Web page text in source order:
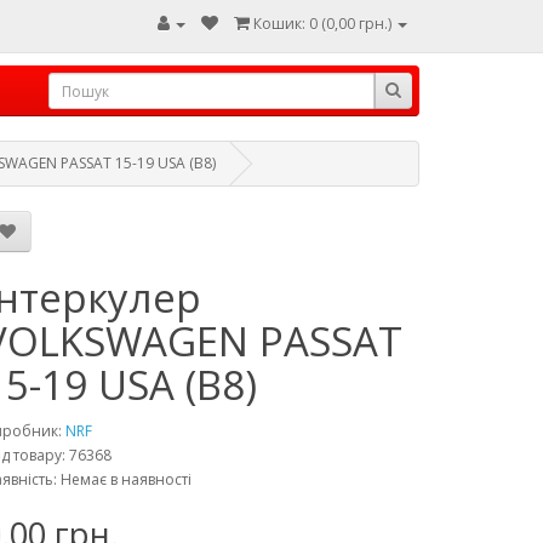
Кошик: 0 (0,00 грн.)
PASSAT 15-19 USA (B8)
PASSAT
19 USA (B8)
NRF
товару: 76368
Немає в наявності
грн.